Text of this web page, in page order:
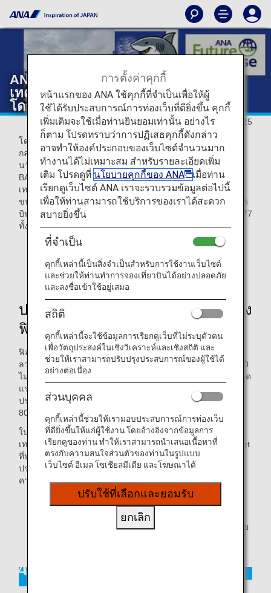
ANA ได้กลายเป็นบริษัทแรกในเอเชียที่ใช้
เทคโนโลยี Riblet Film บนเครื่องบิน
โดยสาร Boeing 777
2025/08/25
โตเกียว วันที่ 26 เมษายน 2025 All Nippon Airways (ANA) ได้
กลายเป็นบริษัทแรกในเอเชียที่ใช้ AeroSHARK * 1 ซึ่งเป็น
นวัตกรรมฟิล์ม Riblet ที่พัฒนาขึ้นโดย Lufthansa Technik และ
BASF บนเครื่องบินโดยสาร Boeing 777 นี่เป็นการประยุกต์ใช้
เทคโนโลยีนี้ครั้งที่สองหลังจากการใช้งานครั้งแรกบนเครื่องบิน
ขนส่งสินค้าในเดือนกันยายน 2024 และทำให้ ANA เป็นสายการ
บินแรกของโลกที่ใช้เทคโนโลยีดังกล่าวบนเครื่องบิน Boeing 777
ทั้งสองประเภทที่ให้บริการ
การประยุกต์ใช้เทคโนโลยีฟิล์ม Riblet ที่พัฒนาขึ้นโดย
Lufthansa Technik และ BASF บนเครื่องบิน
ประสิทธิภาพการประหยัดพลังงานของ
ฟิล์ม Riblet
ฟิล์ม Riblet มีโครงสร้างแบบซี่โครงที่ได้รับแรงบันดาลใจจาก
ลวดลายที่คล้ายกันบนผิวหนังฉลามและมีความหนาประมาณ 50
ไมโครเมตร ลำตัวเครื่องบินทั้งหมดที่คลุมด้วยฟิล์มนี้คาดว่าจะลด
แรงต้านของอากาศ ซึ่งจะช่วยลดการใช้น้ำมันเชื้อเพลิงลง
ประมาณ 250 ตันและลดการปล่อยก๊าซคาร์บอนไดออกไซด์ลง
800 ตันสำหรับเครื่องบินแต่ละลำต่อปี*2
ในภาคการบินซึ่งยังคงอยู่ในช่วงเริ่มต้นของการพัฒนา
เทคโนโลยีการลดการปล่อยก๊าซคาร์บอนไดออกไซด์ ฟิล์ม Riblet
ที่นำมาใช้สำหรับการดำเนินการของ ANA ได้แสดงให้เห็นถึง
ประสิทธิภาพการลดการใช้น้ำมันเชื้อเพลิงและการปล่อยก๊าซ
คาร์บอนไดออกไซด์ลง 1%
ผลลัพธ์สูงสุดที่ประเมินโดย Lufthansa Technik โดยอิง
จากชั่วโมงการบินเฉลี่ยต่อปีต่อเครื่องบินที่ดำเนินการโดย
การตั้งค่าคุกกี้
หน้าแรกของ ANA ใช้คุกกี้ที่จำเป็นเพื่อให้ผู้
ใช้ได้รับประสบการณ์การท่องเว็บที่ดียิ่งขึ้น คุกกี้
เพิ่มเติมจะใช้เมื่อท่านยินยอมเท่านั้น อย่างไร
ก็ตาม โปรดทราบว่าการปฏิเสธคุกกี้ดังกล่าว
อาจทำให้องค์ประกอบของเว็บไซต์จำนวนมาก
ทำงานได้ไม่เหมาะสม สำหรับรายละเอียดเพิ่ม
เติม โปรดดูที่ นโยบายคุกกี้ของ ANA
เมื่อท่าน
เรียกดูเว็บไซต์ ANA เราจะรวบรวมข้อมูลต่อไปนี้
เพื่อให้ท่านสามารถใช้บริการของเราได้สะดวก
สบายยิ่งขึ้น
ที่จำเป็น
คุกกี้เหล่านี้เป็นสิ่งจำเป็นสำหรับการใช้งานเว็บไซต์
และช่วยให้ท่านทำการจองเที่ยวบินได้อย่างปลอดภัย
และลงชื่อเข้าใช้อยู่เสมอ
สถิติ
คุกกี้เหล่านี้จะใช้ข้อมูลการเรียกดูเว็บที่ไม่ระบุตัวตน
เพื่อวัตถุประสงค์ในเชิงวิเคราะห์และเชิงสถิติ และ
ช่วยให้เราสามารถปรับปรุงประสบการณ์ของผู้ใช้ได้
อย่างต่อเนื่อง
ส่วนบุคคล
คุกกี้เหล่านี้ช่วยให้เรามอบประสบการณ์การท่องเว็บ
ที่ดียิ่งขึ้นให้แก่ผู้ใช้งาน โดยอ้างอิงจากข้อมูลการ
เรียกดูของท่าน ทำให้เราสามารถนำเสนอเนื้อหาที่
ตรงกับความสนใจส่วนตัวของท่านในรูปแบบ
เว็บไซต์ อีเมล โซเชียลมีเดีย และโฆษณาได้
ปรับใช้ที่เลือกและยอมรับ
ยกเลิก